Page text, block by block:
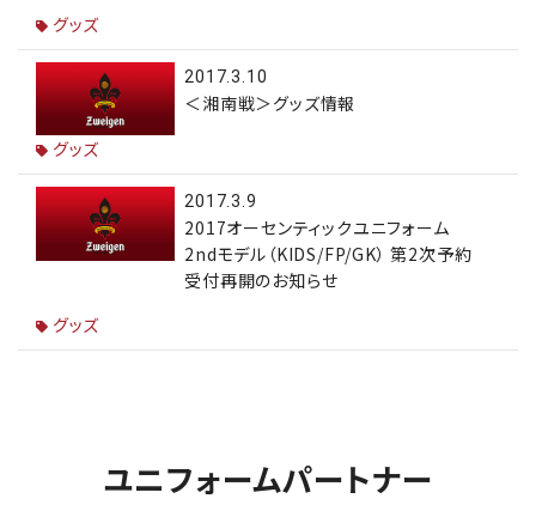
グッズ
2017.3.10
＜湘南戦＞グッズ情報
グッズ
2017.3.9
2017オーセンティックユニフォーム
2ndモデル（KIDS/FP/GK） 第2次予約
受付再開のお知らせ
グッズ
ユニフォームパートナー